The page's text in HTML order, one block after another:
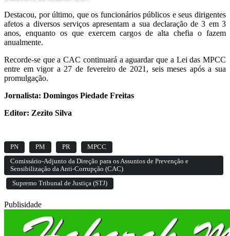
Destacou, por último, que os funcionários públicos e seus dirigentes
afetos a diversos serviços apresentam a sua declaração de 3 em 3
anos, enquanto os que exercem cargos de alta chefia o fazem
anualmente.
Recorde-se que a CAC continuará a aguardar que a Lei das MPCC
entre em vigor a 27 de fevereiro de 2021, seis meses após a sua
promulgação.
Jornalista: Domingos Piedade Freitas
Editor: Zezito Silva
PN PM PR
MPCC
Comissário-Adjunto da Direção para os Assuntos de Prevenção e
Sensibilização da Anti-Corrupção (CAC)
Supremo Tribunal de Justiça (STJ)
Publisidade